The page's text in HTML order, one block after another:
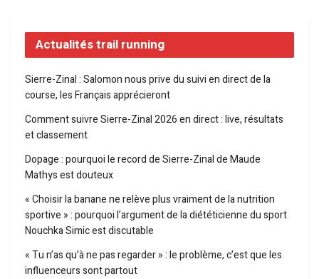
Actualités trail running
Sierre-Zinal : Salomon nous prive du suivi en direct de la
course, les Français apprécieront
Comment suivre Sierre-Zinal 2026 en direct : live, résultats
et classement
Dopage : pourquoi le record de Sierre-Zinal de Maude
Mathys est douteux
« Choisir la banane ne relève plus vraiment de la nutrition
sportive » : pourquoi l’argument de la diététicienne du sport
Nouchka Simic est discutable
« Tu n’as qu’à ne pas regarder » : le problème, c’est que les
influenceurs sont partout